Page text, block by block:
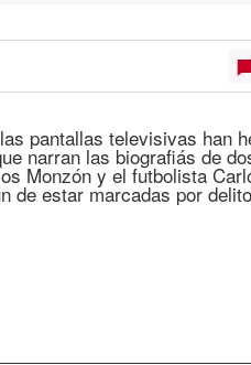
pantallas televisivas han
narran las biografiás de
Monzón y el futbolista
de estar marcadas por